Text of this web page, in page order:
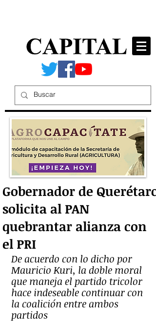
Gobernador de Querétaro
solicita al PAN
quebrantar alianza con
el PRI
De acuerdo con lo dicho por
Mauricio Kuri, la doble moral
que maneja el partido tricolor
hace indeseable continuar con
la coalición entre ambos
partidos